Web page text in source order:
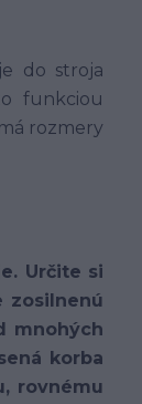
do stroja
funkciou
rozmery
Určite si
zosilnenú
mnohých
korba
rovnému